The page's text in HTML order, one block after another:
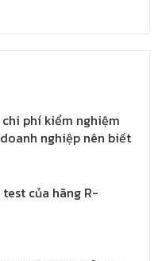
phí kiểm nghiệm
nghiệp nên biết
của hãng R-